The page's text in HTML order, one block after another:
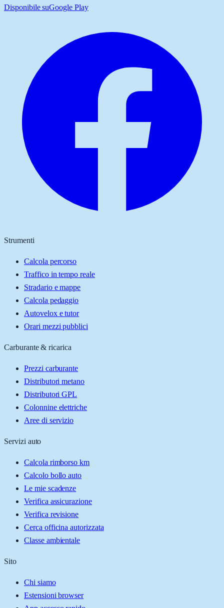
Disponibile suGoogle Play
Strumenti
Calcola percorso
Traffico in tempo reale
Stradario e mappe
Calcola pedaggio
Autovelox e tutor
Orari mezzi pubblici
Carburante & ricarica
Prezzi carburante
Distributori metano
Distributori GPL
Colonnine elettriche
Aree di servizio
Servizi auto
Calcola rimborso km
Calcolo bollo auto
Le mie scadenze
Verifica assicurazione
Verifica revisione
Cerca officina autorizzata
Classe ambientale
Sito
Chi siamo
Estensioni browser